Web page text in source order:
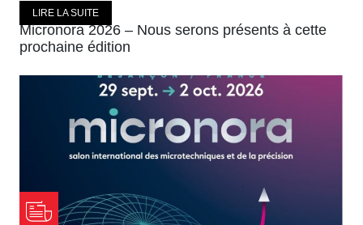
LIRE LA SUITE
Micronora 2026 – Nous serons présents à cette
prochaine édition